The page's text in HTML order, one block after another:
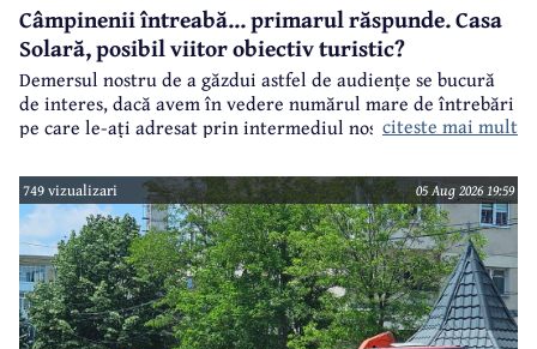
Câmpinenii întreabă... primarul răspunde. Casa
Solară, posibil viitor obiectiv turistic?
Demersul nostru de a găzdui astfel de audiențe se bucură
de interes, dacă avem în vedere numărul mare de întrebări
pe care le-ați adresat prin intermediul nostru primarului
citeste mai mult
749 vizualizari 05 Aug 2026 19:59